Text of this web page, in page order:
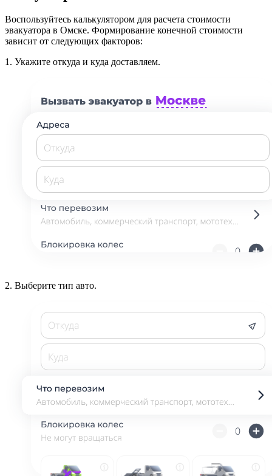
Воспользуйтесь калькулятором для расчета стоимости
эвакуатора в Омске. Формирование конечной стоимости
зависит от следующих факторов:
1. Укажите откуда и куда доставляем.
2. Выберите тип авто.